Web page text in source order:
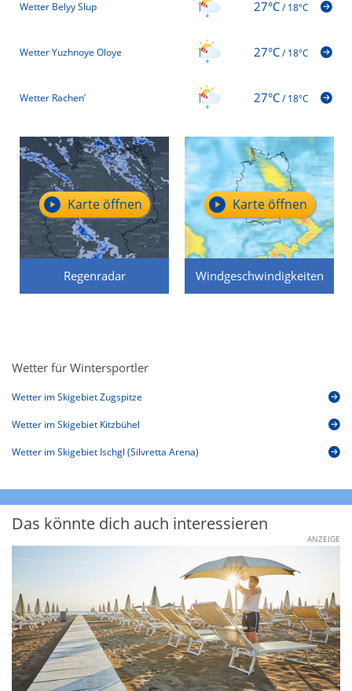
Wetter Belyy Slup 27°C/18°C
Wetter Yuzhnoye Oloye 27°C/18°C
Wetter Rachen’ 27°C/18°C
Regenradar
Karte öffnen
Windgeschwindigkeiten
Karte öffnen
Wetter für Wintersportler
Wetter im Skigebiet Zugspitze
Wetter im Skigebiet Kitzbühel
Wetter im Skigebiet Ischgl (Silvretta Arena)
Das könnte dich auch interessieren
ANZEIGE